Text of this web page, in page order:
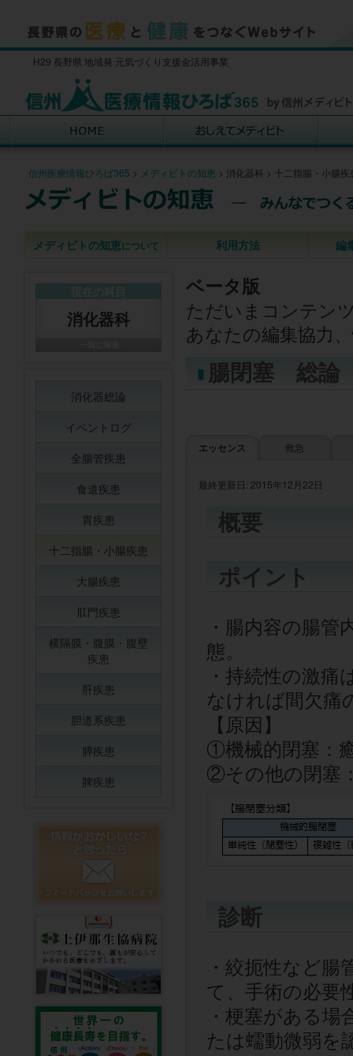
H29 長野県 地域発 元気づくり支援金活用事業
信州医療情報ひろば365 > メディビトの知恵 > 消化器科 > 十二指腸・小腸疾
メディビトの知恵について 利用方法 編
ベータ版
ただいまコンテン
あなたの編集協力
腸閉塞 総論
エッセンス 救急
最終更新日: 2015年12月22日
概要
ポイント
・腸内容の腸
態。
・持続性の激
なければ間欠痛
【原因】
①機械的閉塞：
②その他の閉塞
診断
・絞扼性など
て、手術の必要
・梗塞がある
たは蠕動微弱を
消化器科
消化器総論
イベントログ
全腸管疾患
食道疾患
胃疾患
十二指腸・小腸疾患
大腸疾患
肛門疾患
横隔膜・腹膜・腹壁
疾患
肝疾患
胆道系疾患
膵疾患
脾疾患